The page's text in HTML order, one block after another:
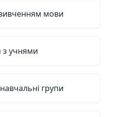
мови
з учнями
групи